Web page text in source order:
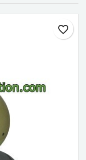
favorite_border